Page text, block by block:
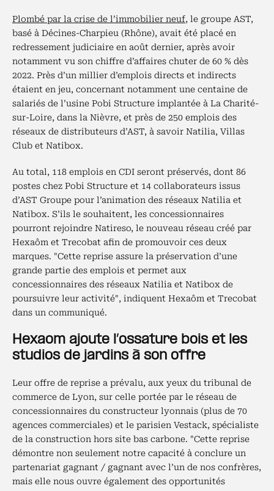
Plombé par la crise de l’immobilier neuf, le groupe AST,
basé à Décines-Charpieu (Rhône), avait été placé en
redressement judiciaire en août dernier, après avoir
notamment vu son chiffre d’affaires chuter de 60 % dès
2022. Près d’un millier d’emplois directs et indirects
étaient en jeu, concernant notamment une centaine de
salariés de l’usine Pobi Structure implantée à La Charité-
sur-Loire, dans la Nièvre, et près de 250 emplois des
réseaux de distributeurs d’AST, à savoir Natilia, Villas
Club et Natibox.
Au total, 118 emplois en CDI seront préservés, dont 86
postes chez Pobi Structure et 14 collaborateurs issus
d’AST Groupe pour l’animation des réseaux Natilia et
Natibox. S’ils le souhaitent, les concessionnaires
pourront rejoindre Natireso, le nouveau réseau créé par
Hexaôm et Trecobat afin de promouvoir ces deux
marques. "Cette reprise assure la préservation d’une
grande partie des emplois et permet aux
concessionnaires des réseaux Natilia et Natibox de
poursuivre leur activité", indiquent Hexaôm et Trecobat
dans un communiqué.
Hexaom ajoute l’ossature bois et les
studios de jardins à son offre
Leur offre de reprise a prévalu, aux yeux du tribunal de
commerce de Lyon, sur celle portée par le réseau de
concessionnaires du constructeur lyonnais (plus de 70
agences commerciales) et le parisien Vestack, spécialiste
de la construction hors site bas carbone. "Cette reprise
démontre non seulement notre capacité à conclure un
partenariat gagnant / gagnant avec l’un de nos confrères,
mais elle nous ouvre également des opportunités